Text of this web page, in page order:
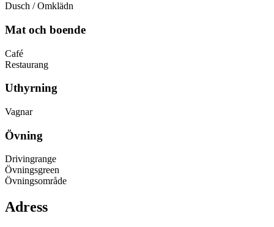
Dusch / Omklädn
Mat och boende
Café
Restaurang
Uthyrning
Vagnar
Övning
Drivingrange
Övningsgreen
Övningsområde
Adress